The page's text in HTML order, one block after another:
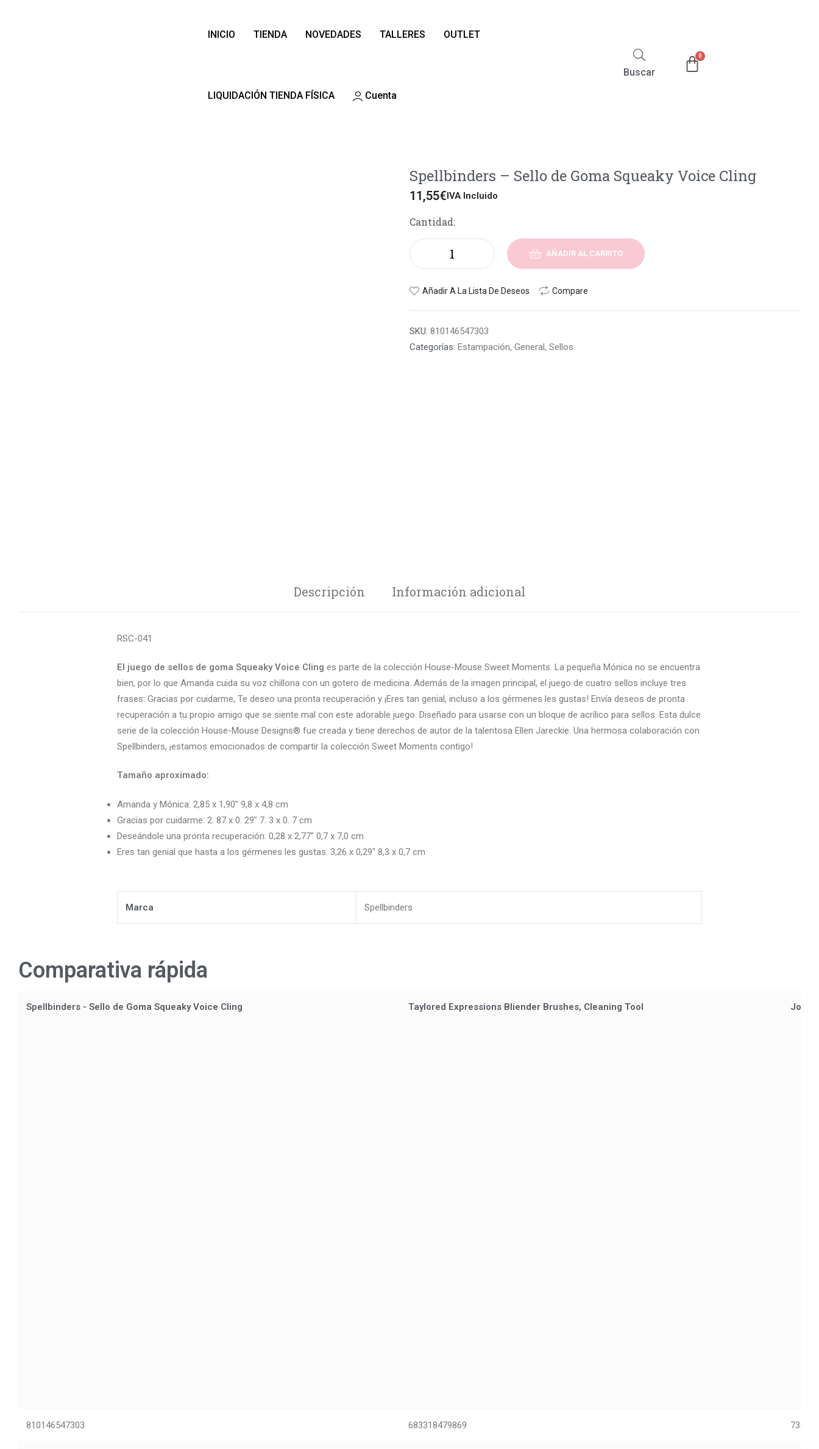
INICIO TIENDA NOVEDADES TALLERES OUTLET
LIQUIDACIÓN TIENDA FÍSICA Cuenta
Buscar
Spellbinders – Sello de Goma Squeaky Voice Cling
11,55€IVA Incluido
Cantidad:
AÑADIR AL CARRITO
Añadir A La Lista De Deseos Compare
SKU: 810146547303
Categorías: Estampación, General, Sellos
Descripción Información adicional
RSC-041
El juego de sellos de goma Squeaky Voice Cling es parte de la colección House-Mouse Sweet Moments. La pequeña Mónica no se encuentra
bien, por lo que Amanda cuida su voz chillona con un gotero de medicina. Además de la imagen principal, el juego de cuatro sellos incluye tres
frases: Gracias por cuidarme, Te deseo una pronta recuperación y ¡Eres tan genial, incluso a los gérmenes les gustas! Envía deseos de pronta
recuperación a tu propio amigo que se siente mal con este adorable juego. Diseñado para usarse con un bloque de acrílico para sellos. Esta dulce
serie de la colección House-Mouse Designs® fue creada y tiene derechos de autor de la talentosa Ellen Jareckie. Una hermosa colaboración con
Spellbinders, ¡estamos emocionados de compartir la colección Sweet Moments contigo!
Tamaño aproximado:
Amanda y Mónica: 2,85 x 1,90″ 9,8 x 4,8 cm
Gracias por cuidarme: 2. 87 x 0. 29″ 7. 3 x 0. 7 cm
Deseándole una pronta recuperación: 0,28 x 2,77″ 0,7 x 7,0 cm
Eres tan genial que hasta a los gérmenes les gustas: 3,26 x 0,29″ 8,3 x 0,7 cm
Marca Spellbinders
Comparativa rápida
Spellbinders - Sello de Goma Squeaky Voice Cling Taylored Expressions Bliender Brushes, Cleaning Tool
810146547303 683318479869